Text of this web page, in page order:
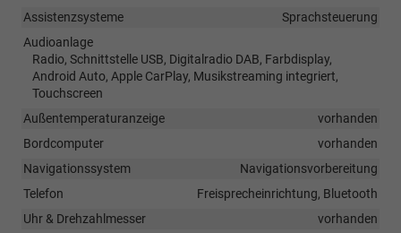
Assistenzsysteme
Sprachsteuerung
Audioanlage
Radio, Schnittstelle USB, Digitalradio DAB, Farbdisplay,
Android Auto, Apple CarPlay, Musikstreaming integriert,
Touchscreen
Außentemperaturanzeige
vorhanden
Bordcomputer
vorhanden
Navigationssystem
Navigationsvorbereitung
Telefon
Freisprecheinrichtung, Bluetooth
Uhr & Drehzahlmesser
vorhanden